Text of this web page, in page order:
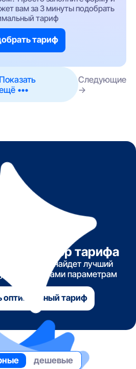
вам за 3 минуты подобрать
тариф
тариф
Показать
•••
Следующие
→
подбор тарифа
интеллект найдет лучший
вами параметрам
оптимальный тариф
дешевые